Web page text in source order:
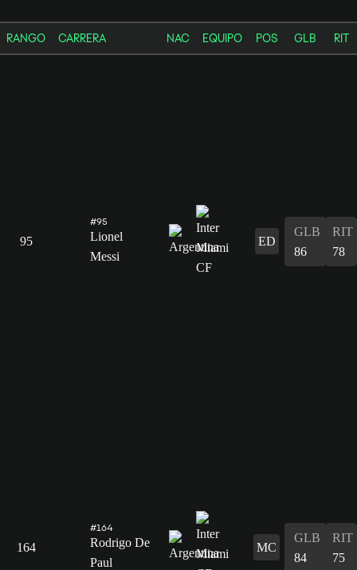
RANGO CARRERA NAC EQUIPO POS GLB RIT
95
#95
Lionel
Messi
ED
GLB
86
RIT
78
164
#164
Rodrigo De
Paul
MC
GLB
84
RIT
75